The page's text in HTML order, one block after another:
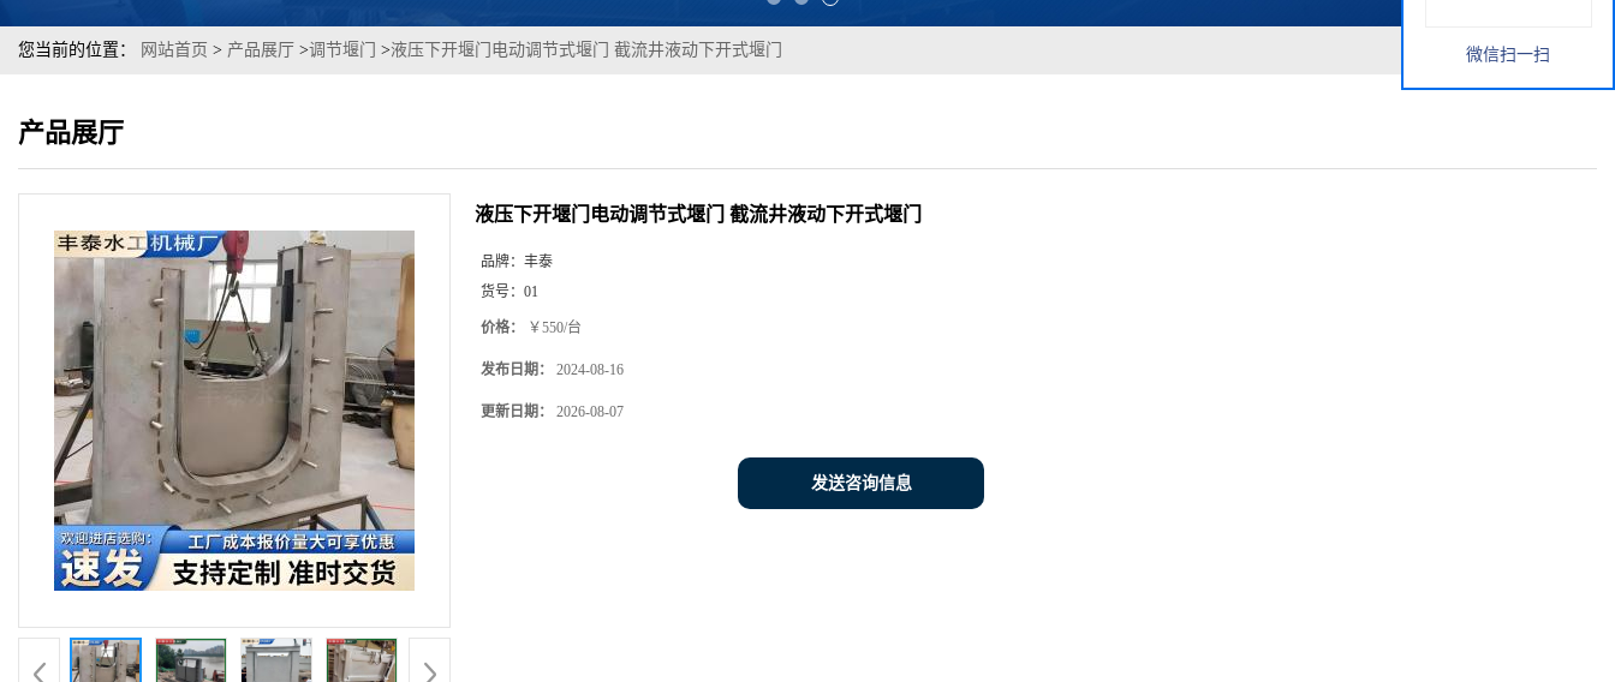
您当前的位置： 网站首页 > 产品展厅 >调节堰门 >液压下开堰门电动调节式堰门 截流井液动下开式堰门
产品展厅
液压下开堰门电动调节式堰门 截流井液动下开式堰门
品牌： 丰泰
货号： 01
价格： ￥550/台
发布日期： 2024-08-16
更新日期： 2026-08-07
发送咨询信息
微信扫一扫